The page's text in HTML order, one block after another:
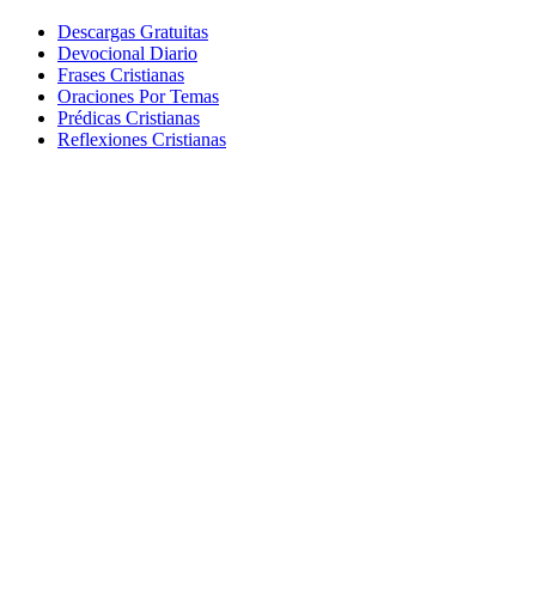
Descargas Gratuitas
Devocional Diario
Frases Cristianas
Oraciones Por Temas
Prédicas Cristianas
Reflexiones Cristianas